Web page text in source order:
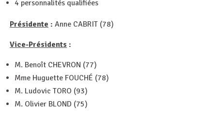
4 personnalités qualifiées
Présidente : Anne CABRIT (78)
Vice-Présidents :
M. Benoît CHEVRON (77)
Mme Huguette FOUCHÉ (78)
M. Ludovic TORO (93)
M. Olivier BLOND (75)